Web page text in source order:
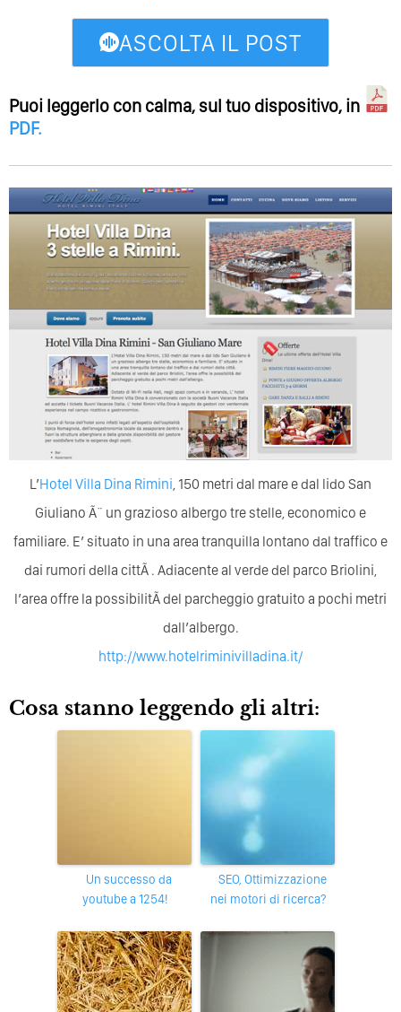
ASCOLTA IL POST
Puoi leggerlo con calma, sul tuo dispositivo, in
PDF.
L’Hotel Villa Dina Rimini, 150 metri dal mare e dal lido San
Giuliano Ã¨ un grazioso albergo tre stelle, economico e
familiare. E’ situato in una area tranquilla lontano dal traffico e
dai rumori della cittÃ . Adiacente al verde del parco Briolini,
l’area offre la possibilitÃ del parcheggio gratuito a pochi metri
dall’albergo.
http://www.hotelriminivilladina.it/
Cosa stanno leggendo gli altri:
Un successo da
youtube a 1254!
SEO, Ottimizzazione
nei motori di ricerca?